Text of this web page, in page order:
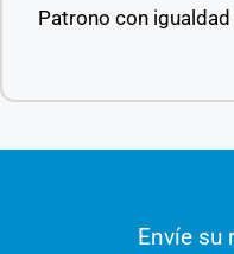
Patrono con
Envíe su